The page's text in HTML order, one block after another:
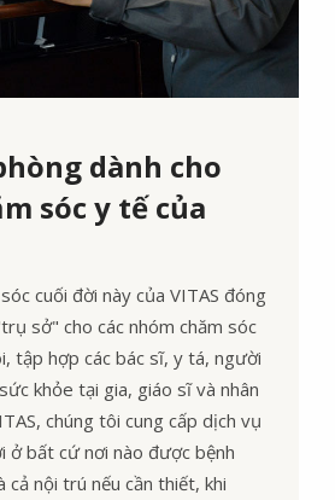
dành cho
sóc y tế của
cuối đời này của VITAS đóng
sở" cho các nhóm chăm sóc
tập hợp các bác sĩ, y tá, người
khỏe tại gia, giáo sĩ và nhân
chúng tôi cung cấp dịch vụ
ở bất cứ nơi nào được bệnh
cả nội trú nếu cần thiết, khi